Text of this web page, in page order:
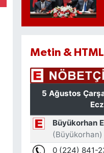
Metin & HTML